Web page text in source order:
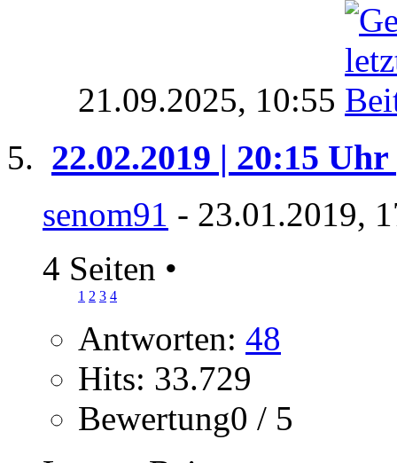
21.09.2025, 10:55
22.02.2019 | 20:15
senom91 - 23.01.2019,
4 Seiten •
1 2 3 4
Antworten: 48
Hits: 33.729
Bewertung0 / 5